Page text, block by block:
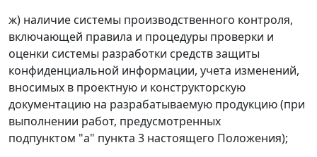
ж) наличие системы производственного контроля,
включающей правила и процедуры проверки и
оценки системы разработки средств защиты
конфиденциальной информации, учета изменений,
вносимых в проектную и конструкторскую
документацию на разрабатываемую продукцию (при
выполнении работ, предусмотренных
подпунктом "а" пункта 3 настоящего Положения);